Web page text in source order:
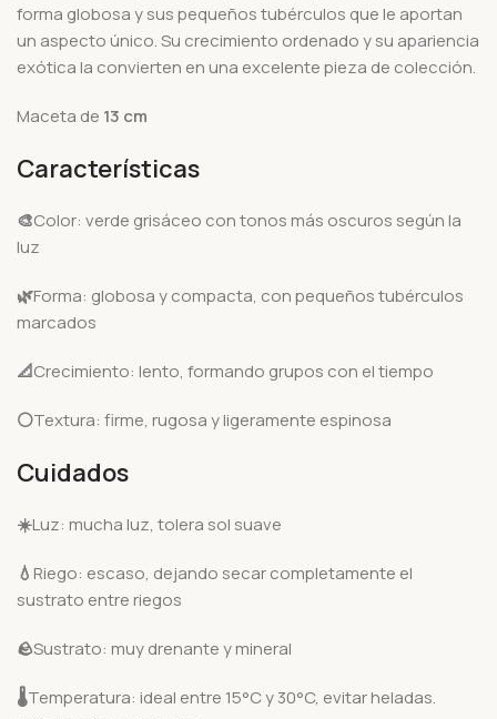
forma globosa y sus pequeños tubérculos que le aportan
un aspecto único. Su crecimiento ordenado y su apariencia
exótica la convierten en una excelente pieza de colección.
Maceta de 13 cm
Características
🎨Color: verde grisáceo con tonos más oscuros según la
luz
🌿Forma: globosa y compacta, con pequeños tubérculos
marcados
📐Crecimiento: lento, formando grupos con el tiempo
⚪Textura: firme, rugosa y ligeramente espinosa
Cuidados
☀️Luz: mucha luz, tolera sol suave
💧 Riego: escaso, dejando secar completamente el
sustrato entre riegos
🪨Sustrato: muy drenante y mineral
🌡️Temperatura: ideal entre 15°C y 30°C, evitar heladas.